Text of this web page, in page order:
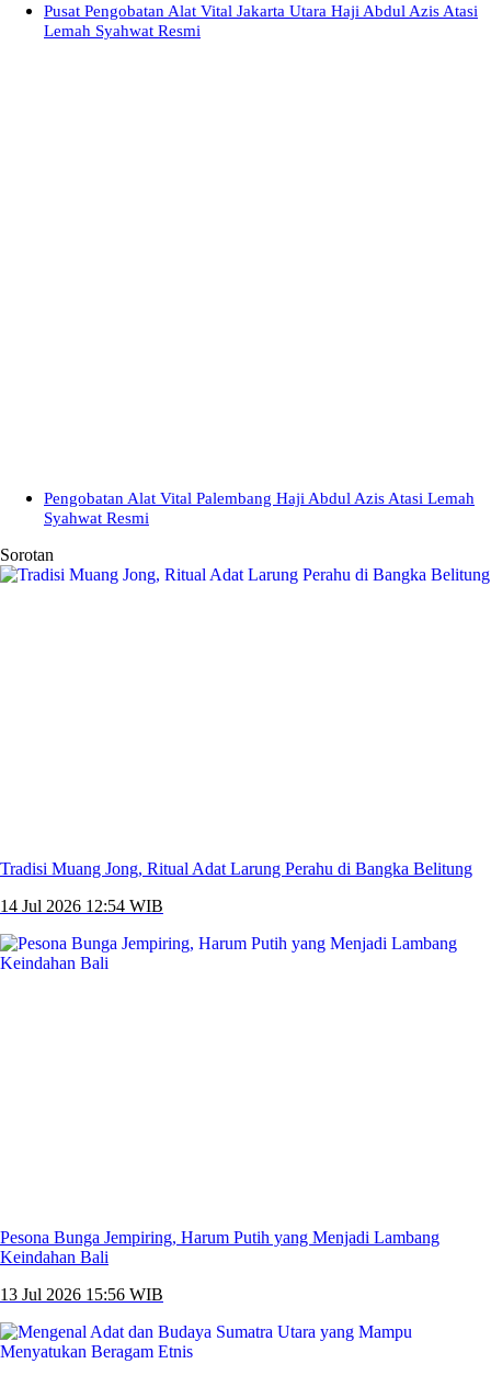
Pusat Pengobatan Alat Vital Jakarta Utara Haji Abdul Azis Atasi
Lemah Syahwat Resmi
Pengobatan Alat Vital Palembang Haji Abdul Azis Atasi Lemah
Syahwat Resmi
Sorotan
Tradisi Muang Jong, Ritual Adat Larung Perahu di Bangka Belitung
14 Jul 2026 12:54 WIB
Pesona Bunga Jempiring, Harum Putih yang Menjadi Lambang
Keindahan Bali
13 Jul 2026 15:56 WIB